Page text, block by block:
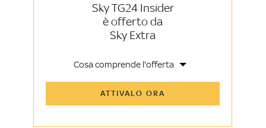
Sky TG24 Insider
è offerto da
Sky Extra
Cosa comprende l'offerta
Sky Sport Insider
ATTIVALO ORA